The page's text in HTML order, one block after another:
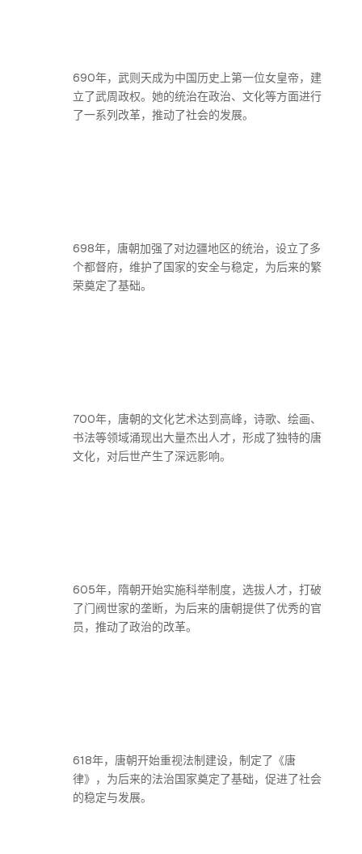
690年，武则天成为中国历史上第一位女皇帝，建
立了武周政权。她的统治在政治、文化等方面进行
了一系列改革，推动了社会的发展。
698年，唐朝加强了对边疆地区的统治，设立了多
个都督府，维护了国家的安全与稳定，为后来的繁
荣奠定了基础。
700年，唐朝的文化艺术达到高峰，诗歌、绘画、
书法等领域涌现出大量杰出人才，形成了独特的唐
文化，对后世产生了深远影响。
605年，隋朝开始实施科举制度，选拔人才，打破
了门阀世家的垄断，为后来的唐朝提供了优秀的官
员，推动了政治的改革。
618年，唐朝开始重视法制建设，制定了《唐
律》，为后来的法治国家奠定了基础，促进了社会
的稳定与发展。